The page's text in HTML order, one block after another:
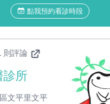
點我預約看診時段
則評論
診所
文平里文平